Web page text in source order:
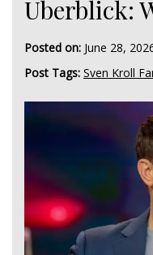
Überblick:
Posted on: June 28,
Post Tags: Sven Kroll